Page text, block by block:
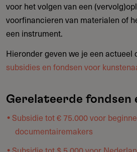
voor het volgen van een
voorfinancieren van materialen of
een instrument.
Hieronder geven we je een actueel
subsidies en fondsen voor
Gerelateerde fondsen
Subsidie tot € 75.000 voor
documentairemakers